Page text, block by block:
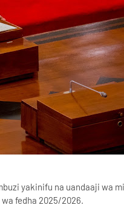
yakinifu na uandaaji wa
fedha 2025/2026.